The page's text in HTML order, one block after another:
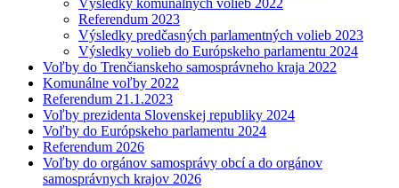
Výsledky komunálnych volieb 2022
Referendum 2023
Výsledky predčasných parlamentných volieb 2023
Výsledky volieb do Európskeho parlamentu 2024
Voľby do Trenčianskeho samosprávneho kraja 2022
Komunálne voľby 2022
Referendum 21.1.2023
Voľby prezidenta Slovenskej republiky 2024
Voľby do Európskeho parlamentu 2024
Referendum 2026
Voľby do orgánov samosprávy obcí a do orgánov
samosprávnych krajov 2026